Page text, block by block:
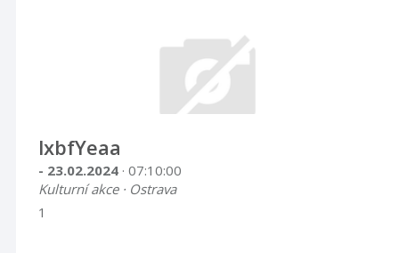
lxbfYeaa
- 23.02.2024 · 07:10:00
Kulturní akce · Ostrava
1